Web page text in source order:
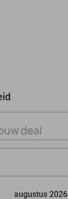
deal
augustus 2026